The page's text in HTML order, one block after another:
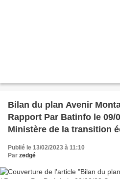
Bilan du plan Avenir
Rapport Par Batinfo le 09/
Ministère de la transition
Publié le 13/02/2023 à 11:10
Par zedgé